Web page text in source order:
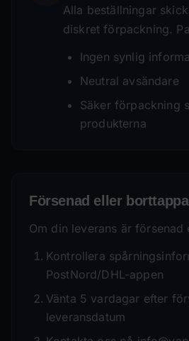
Alla beställningar
diskret förpackning.
Ingen synlig
Neutral avsändare
Säker förpackning
produkterna
Försenad eller
Om din leverans är försenad
Kontrollera
PostNord/DHL-appen
Vänta 5 vardagar efter
leveransdatum